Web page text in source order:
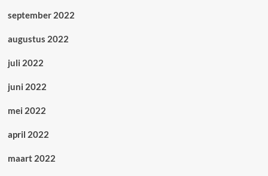
september 2022
augustus 2022
juli 2022
juni 2022
mei 2022
april 2022
maart 2022